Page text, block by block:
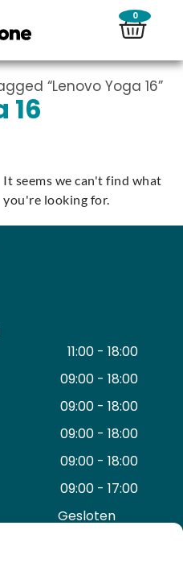
0
“Lenovo Yoga 16”
16
It seems we can't find what
you're looking for.
11:00 - 18:00
09:00 - 18:00
09:00 - 18:00
09:00 - 18:00
09:00 - 18:00
09:00 - 17:00
Gesloten ​ ​ ​ ​ ​ ​ ​